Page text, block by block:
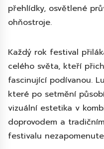
přehlídky, osvětlené
ohňostroje.
Každý rok festival
celého světa, kteří
fascinující podívanou.
které po setmění
vizuální estetika v
doprovodem a
festivalu